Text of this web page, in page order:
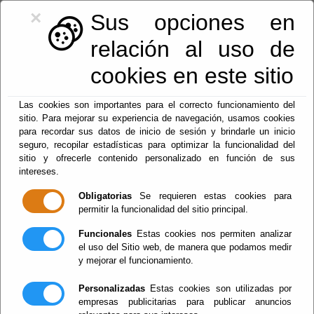
×
Sus opciones en
relación al uso de
cookies en este sitio
Las cookies son importantes para el correcto funcionamiento del
sitio. Para mejorar su experiencia de navegación, usamos cookies
para recordar sus datos de inicio de sesión y brindarle un inicio
seguro, recopilar estadísticas para optimizar la funcionalidad del
sitio y ofrecerle contenido personalizado en función de sus
intereses.
Obligatorias Se requieren estas cookies para
permitir la funcionalidad del sitio principal.
Funcionales Estas cookies nos permiten analizar
el uso del Sitio web, de manera que podamos medir
y mejorar el funcionamiento.
Personalizadas Estas cookies son utilizadas por
empresas publicitarias para publicar anuncios
950.42.46.54 | registro@lucar.es
Fiestas y eventos
Menu
Mapa web
El Ayuntamiento